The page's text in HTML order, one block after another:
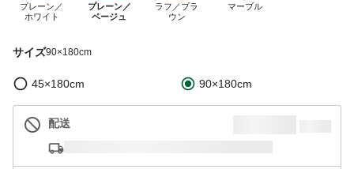
プレーン／
ホワイト
プレーン／
ベージュ
ラフ／ブラ
ウン
マーブル
サイズ90×180cm
45×180cm 90×180cm
配送